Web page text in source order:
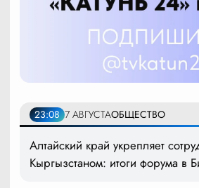
23:08 7 АВГУСТАОБЩЕСТВО
Алтайский край укрепляет
Кыргызстаном: итоги форума в